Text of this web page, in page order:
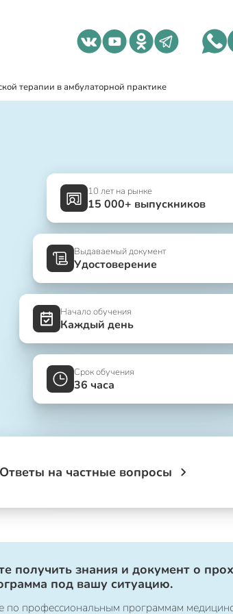
терапии в амбулаторной практике
10 лет на рынке
15 000+ выпускников
Выдаваемый документ
Удостоверение
Начало обучения
Каждый день
Срок обучения
36 часа
Ответы на частные вопросы
получить знания и документ о
под вашу ситуацию.
профессиональным программам